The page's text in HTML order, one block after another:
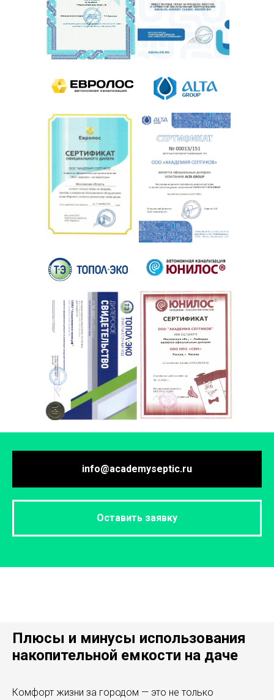
info@academyseptic.ru
Оставить заявку
Плюсы и минусы использования
накопительной емкости на даче
Комфорт жизни за городом — это не только